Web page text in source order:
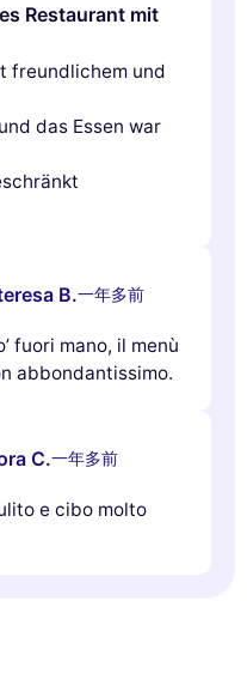
Restaurant mit
freundlichem und
das Essen war
B.一年多前
fuori mano, il menù
abbondantissimo.
C.一年多前
e cibo molto